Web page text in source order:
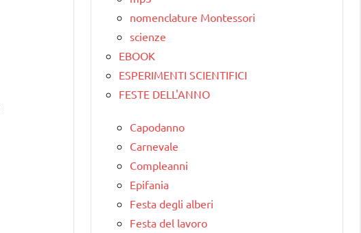
nomenclature Montessori
scienze
EBOOK
ESPERIMENTI SCIENTIFICI
FESTE DELL'ANNO
Capodanno
Carnevale
Compleanni
Epifania
Festa degli alberi
Festa del lavoro